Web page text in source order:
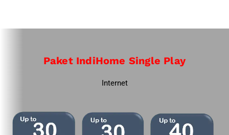
Paket IndiHome Single Play
Internet